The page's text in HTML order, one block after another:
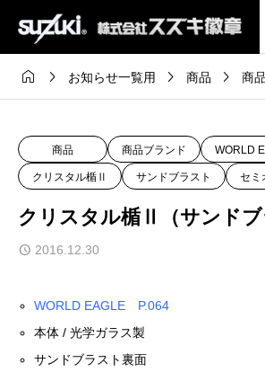
  お知らせ一覧用  商品  商
商品 商品ブランド WORLD
クリスタル楯Ⅱ サンドブラスト セミ
クリスタル楯Ⅱ（サンドブ
2016.12.30
WORLD EAGLE P.064
本体 / 光学ガラス製
サンドブラスト裏面